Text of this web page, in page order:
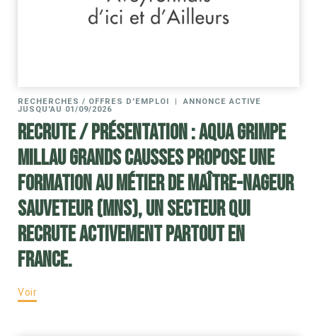
RECHERCHES / OFFRES D'EMPLOI |
ANNONCE ACTIVE
JUSQU'AU 01/09/2026
RECRUTE / Présentation : Aqua Grimpe
Millau Grands Causses propose une
formation au métier de Maître-Nageur
Sauveteur (MNS), un secteur qui
recrute activement partout en
France.
Voir